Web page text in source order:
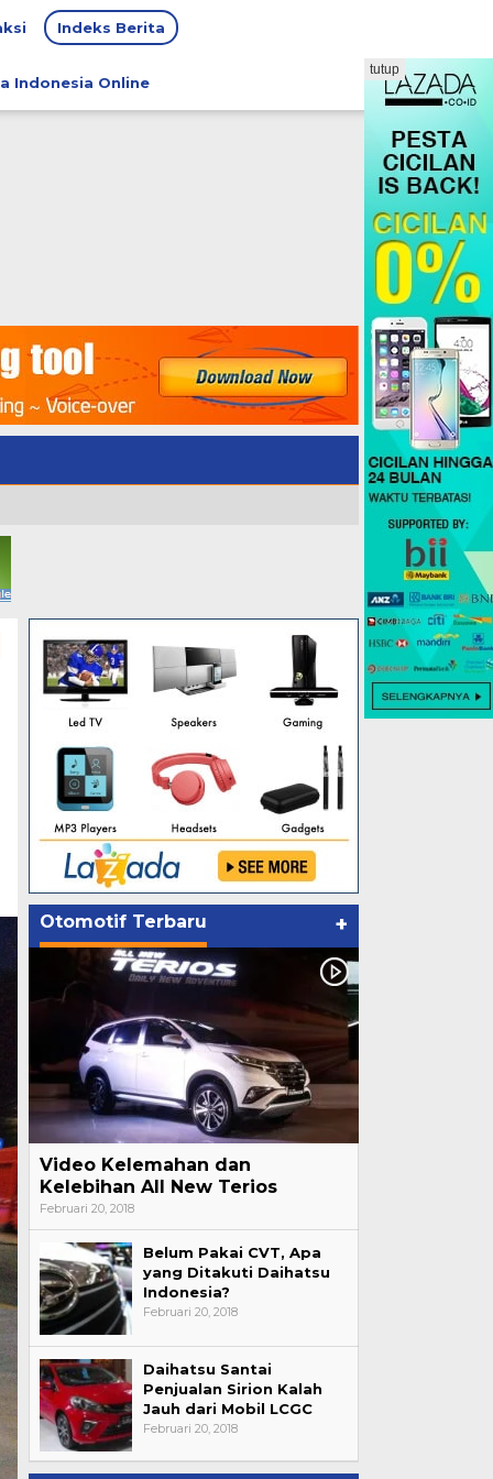
Indeks Berita
Indonesia Online
tutup
Otomotif Terbaru +
Video Kelemahan dan
Kelebihan All New Terios
Februari 20, 2018
Belum Pakai CVT, Apa
yang Ditakuti Daihatsu
Indonesia?
Februari 20, 2018
Daihatsu Santai
Penjualan Sirion Kalah
Jauh dari Mobil LCGC
Februari 20, 2018